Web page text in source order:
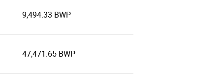
9,494.33 BWP
47,471.65 BWP